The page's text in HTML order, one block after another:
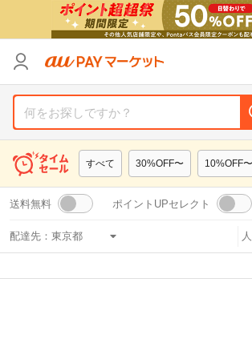
すべて 30%OFF〜 10%OFF〜
送料無料 ポイントUPセレクト
配達先：
カテゴリ
支払い方法
その他の条件
送料無料 タイムセー
Pontaパス特典対象すべて ポイント
カテゴリ
支払い方法
その他の条件
送料無料 タイムセー
Pontaパス特典対象すべて ポイント